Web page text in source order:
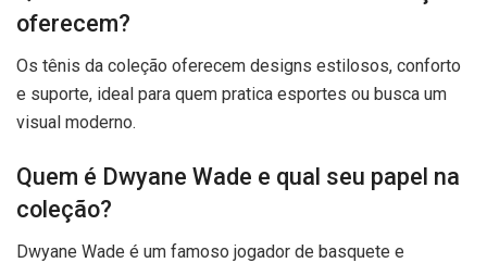
oferecem?
Os tênis da coleção oferecem designs estilosos, conforto
e suporte, ideal para quem pratica esportes ou busca um
visual moderno.
Quem é Dwyane Wade e qual seu papel na
coleção?
Dwyane Wade é um famoso jogador de basquete e